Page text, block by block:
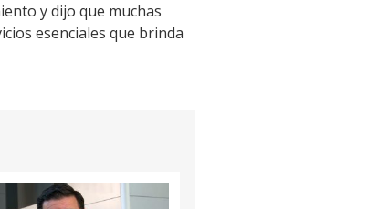
y dijo que muchas
esenciales que brinda